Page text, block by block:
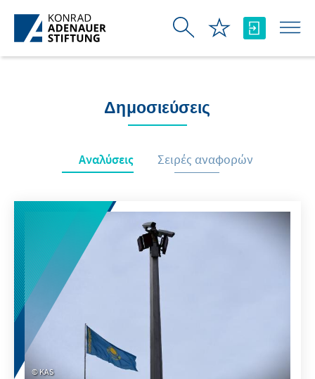
Skip to Main Content
Δημοσιεύσεις
Αναλύσεις Σειρές αναφορών
KAS